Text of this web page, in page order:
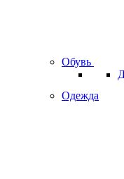
Обувь
Одежда